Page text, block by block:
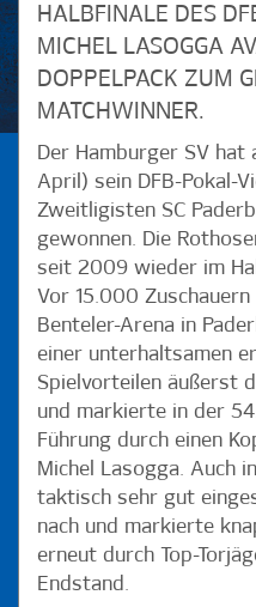
HALBFINALE DES
MICHEL LASOGGA
DOPPELPACK ZUM
MATCHWINNER.
Der Hamburger SV hat
April) sein DFB-Pokal-
Zweitligisten SC
gewonnen. Die
seit 2009 wieder im
Vor 15.000
Benteler-Arena in
einer unterhaltsamen
Spielvorteilen äußerst
und markierte in der
Führung durch einen
Michel Lasogga. Auch
taktisch sehr gut
nach und markierte
erneut durch Top-
Endstand.